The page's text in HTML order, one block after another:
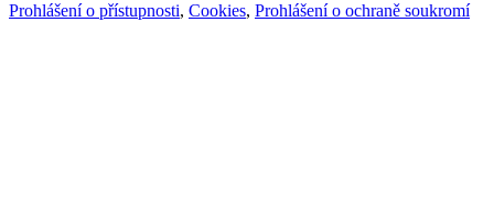
Prohlášení o přístupnosti, Cookies, Prohlášení o ochraně soukromí